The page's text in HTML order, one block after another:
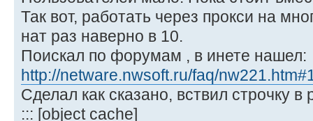
Так вот, работать через прокси на
нат раз наверно в 10.
Поискал по форумам , в инете нашел:
http://netware.nwsoft.ru/faq/
Сделал как сказано, вствил строчку в
::: [object cache]